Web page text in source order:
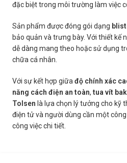
đặc biệt trong môi trường làm việc
Sản phẩm được đóng gói dạng
bảo quản và trưng bày. Với thiết kế
dễ dàng mang theo hoặc sử dụng
chữa cá nhân.
Với sự kết hợp giữa độ chính xác
năng cách điện an toàn,tua vít
Tolsen là lựa chọn lý tưởng cho kỹ
điện tử và người dùng cần một
công việc chi tiết.